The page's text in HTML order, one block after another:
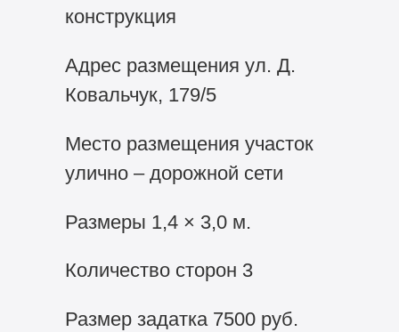
конструкция
Адрес размещения ул. Д.
Ковальчук, 179/5
Место размещения участок
улично – дорожной сети
Размеры 1,4 × 3,0 м.
Количество сторон 3
Размер задатка 7500 руб.